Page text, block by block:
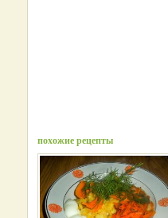
похожие рецепты